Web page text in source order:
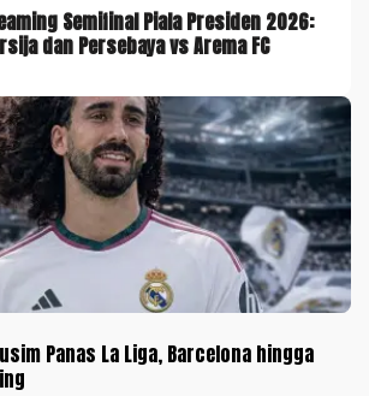
Semifinal Piala Presiden 2026:
dan Persebaya vs Arema FC
Panas La Liga, Barcelona hingga